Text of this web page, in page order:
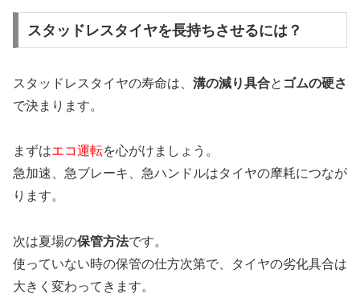
スタッドレスタイヤを長持ちさせるには？
スタッドレスタイヤの寿命は、 溝の減り具合と ゴムの硬さ
で決まります。
まずはエコ運転を心がけましょう。
急加速、急ブレーキ、急ハンドルはタイヤの摩耗につなが
ります。
次は夏場の保管方法です。
使っていない時の保管の仕方次第で、タイヤの劣化具合は
大きく変わってきます。